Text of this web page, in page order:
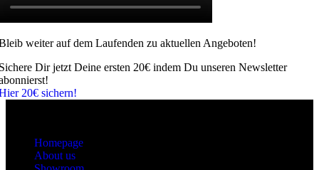
weiter auf dem Laufenden zu aktuellen Angeboten!
Dir jetzt Deine ersten 20€ indem Du unseren Newsletter
20€ sichern!
Homepage
About us